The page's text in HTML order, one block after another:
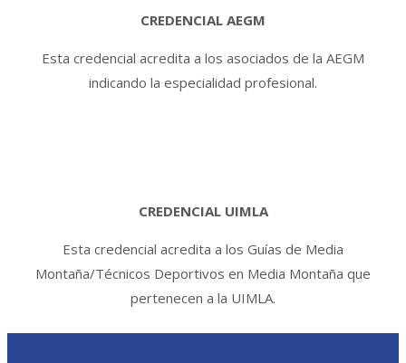
CREDENCIAL AEGM
Esta credencial acredita a los asociados de la AEGM
indicando la especialidad profesional.
CREDENCIAL UIMLA
Esta credencial acredita a los Guías de Media
Montaña/Técnicos Deportivos en Media Montaña que
pertenecen a la UIMLA.